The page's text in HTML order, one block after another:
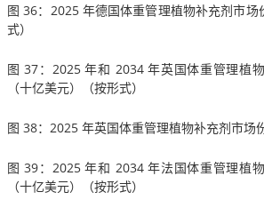
图 36：2025 年德国体重管理植物补充剂市场
式）
图 37：2025 年和 2034 年英国体重管理植
（十亿美元）（按形式）
图 38：2025 年英国体重管理植物补充剂市场
图 39：2025 年和 2034 年法国体重管理植
（十亿美元）（按形式）